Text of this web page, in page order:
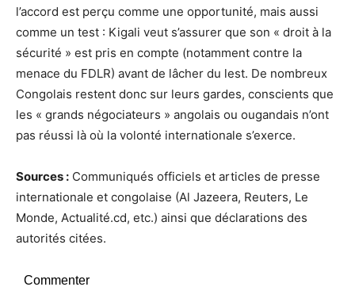
l’accord est perçu comme une opportunité, mais aussi
comme un test : Kigali veut s’assurer que son « droit à la
sécurité » est pris en compte (notamment contre la
menace du FDLR) avant de lâcher du lest. De nombreux
Congolais restent donc sur leurs gardes, conscients que
les « grands négociateurs » angolais ou ougandais n’ont
pas réussi là où la volonté internationale s’exerce.
Sources : Communiqués officiels et articles de presse
internationale et congolaise (Al Jazeera, Reuters, Le
Monde, Actualité.cd, etc.) ainsi que déclarations des
autorités citées.
Commenter